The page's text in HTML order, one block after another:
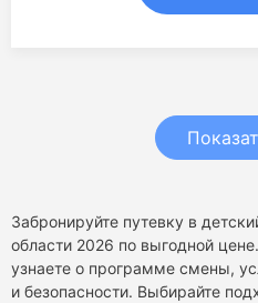
Забронируйте путевку в
области 2026 по выгодной
узнаете о программе смены,
и безопасности. Выбирайте